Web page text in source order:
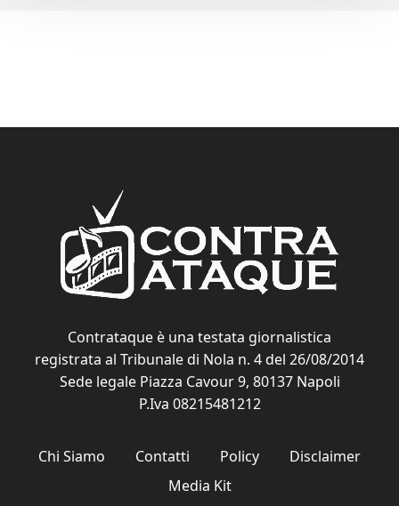
Contrataque è una testata giornalistica
registrata al Tribunale di Nola n. 4 del 26/08/2014
Sede legale Piazza Cavour 9, 80137 Napoli
P.Iva 08215481212
Chi Siamo Contatti Policy
Disclaimer
Media Kit